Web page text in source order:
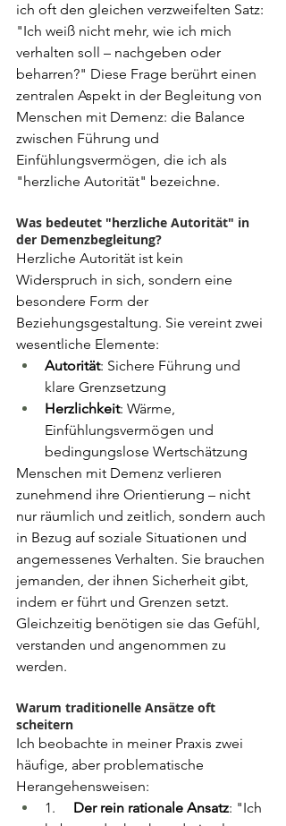
ich oft den gleichen verzweifelten Satz:
"Ich weiß nicht mehr, wie ich mich
verhalten soll – nachgeben oder
beharren?" Diese Frage berührt einen
zentralen Aspekt in der Begleitung von
Menschen mit Demenz: die Balance
zwischen Führung und
Einfühlungsvermögen, die ich als
"herzliche Autorität" bezeichne.
Was bedeutet "herzliche Autorität" in
der Demenzbegleitung?
Herzliche Autorität ist kein
Widerspruch in sich, sondern eine
besondere Form der
Beziehungsgestaltung. Sie vereint zwei
wesentliche Elemente:
Autorität: Sichere Führung und
klare Grenzsetzung
Herzlichkeit: Wärme,
Einfühlungsvermögen und
bedingungslose Wertschätzung
Menschen mit Demenz verlieren
zunehmend ihre Orientierung – nicht
nur räumlich und zeitlich, sondern auch
in Bezug auf soziale Situationen und
angemessenes Verhalten. Sie brauchen
jemanden, der ihnen Sicherheit gibt,
indem er führt und Grenzen setzt.
Gleichzeitig benötigen sie das Gefühl,
verstanden und angenommen zu
werden.
Warum traditionelle Ansätze oft
scheitern
Ich beobachte in meiner Praxis zwei
häufige, aber problematische
Herangehensweisen:
1. Der rein rationale Ansatz: "Ich